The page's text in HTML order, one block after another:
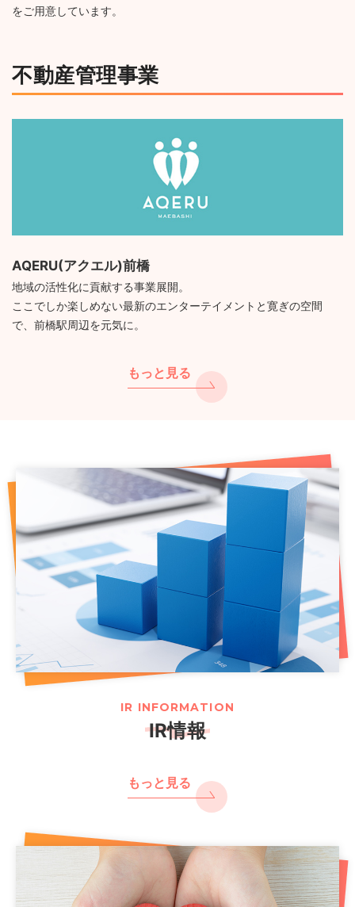
をご用意しています。
不動産管理事業
AQERU(アクエル)前橋
地域の活性化に貢献する事業展開。
ここでしか楽しめない最新のエンターテイメントと寛ぎの空間
で、前橋駅周辺を元気に。
もっと見る
IR INFORMATION
IR情報
もっと見る